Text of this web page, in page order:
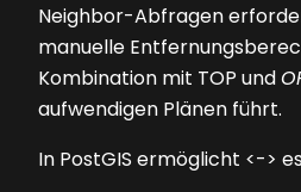
Neighbor-Abfragen
manuelle
Kombination mit TOP und
aufwendigen Plänen führt.
In PostGIS ermöglicht <->